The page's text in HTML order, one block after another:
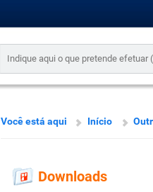
Você está aqui Início
Downloads